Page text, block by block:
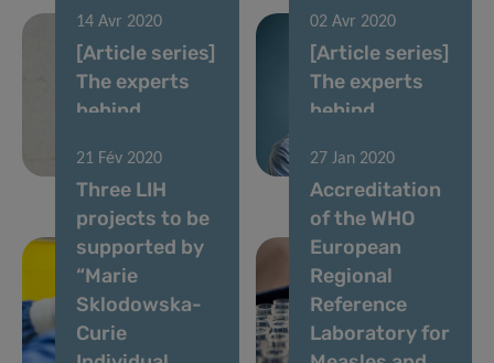
14 Avr 2020
[Article series]
The experts
behind
Covid-19 fight
02 Avr 2020
[Article series]
The experts
behind
Covid-19 fight
21 Fév 2020
Three LIH
projects to be
supported by
“Marie
Sklodowska-
Curie
27 Jan 2020
Accreditation
of the WHO
European
Regional
Reference
Laboratory for